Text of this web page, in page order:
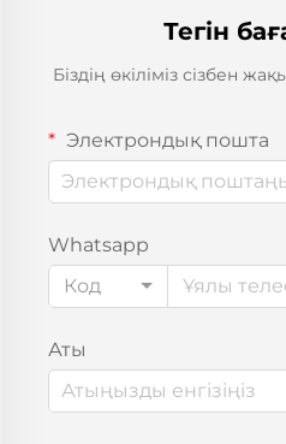
Тегін
Біздің өкіліміз сізбен
Электрондық пошта
Whatsapp
Код
Аты